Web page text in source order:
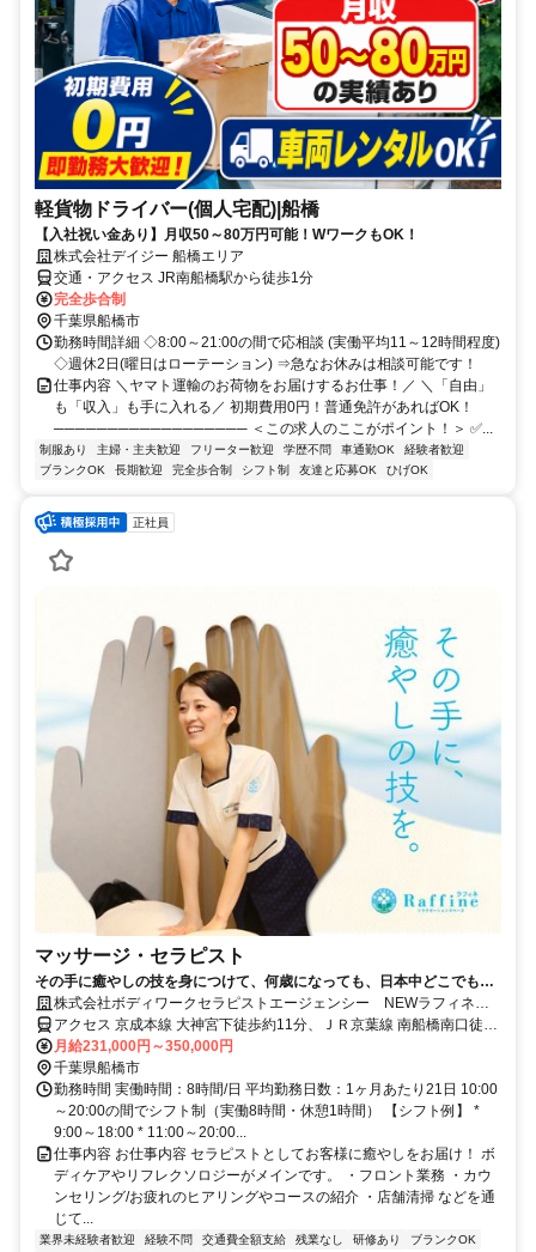
軽貨物ドライバー(個人宅配)|船橋
【入社祝い金あり】月収50～80万円可能！WワークもOK！
株式会社デイジー 船橋エリア
交通・アクセス JR南船橋駅から徒歩1分
完全歩合制
千葉県船橋市
勤務時間詳細 ◇8:00～21:00の間で応相談 (実働平均11～12時間程度)
◇週休2日(曜日はローテーション) ⇒急なお休みは相談可能です！
仕事内容 ＼ヤマト運輸のお荷物をお届けするお仕事！／ ＼「自由」
も「収入」も手に入れる／ 初期費用0円！普通免許があればOK！
────────────────── ＜この求人のここがポイント！＞ ✅...
制服あり 主婦・主夫歓迎 フリーター歓迎 学歴不問 車通勤OK
経験者歓迎
ブランクOK
長期歓迎 完全歩合制 シフト制 友達と応募OK ひげOK
正社員
マッサージ・セラピスト
その手に癒やしの技を身につけて、何歳になっても、日本中どこでも働
けるセラピストの第一歩を踏み出しませんか。
株式会社ボディワークセラピストエージェンシー NEWラフィネ
ららぽーとTokyoBay店
アクセス 京成本線 大神宮下徒歩約11分、ＪＲ京葉線 南船橋南口徒歩
約14分、ＪＲ武蔵野線 南船橋南口徒歩約14分 最寄駅：船橋競馬場・
南船橋駅
月給231,000円～350,000円
千葉県船橋市
勤務時間 実働時間：8時間/日 平均勤務日数：1ヶ月あたり21日 10:00
～20:00の間でシフト制（実働8時間・休憩1時間） 【シフト例】 *
9:00～18:00 * 11:00～20:00...
仕事内容 お仕事内容 セラピストとしてお客様に癒やしをお届け！ ボ
ディケアやリフレクソロジーがメインです。 ・フロント業務 ・カウ
ンセリング/お疲れのヒアリングやコースの紹介 ・店舗清掃 などを通
じて...
業界未経験者歓迎 経験不問 交通費全額支給 残業なし 研修あり
ブランクOK